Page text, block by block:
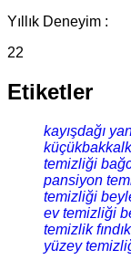
Yıllık Deneyim :
22
Etiketler
kayışdağı
temizliği
pansiyon
temizliği
ev temizliği
temizlik
yüzey